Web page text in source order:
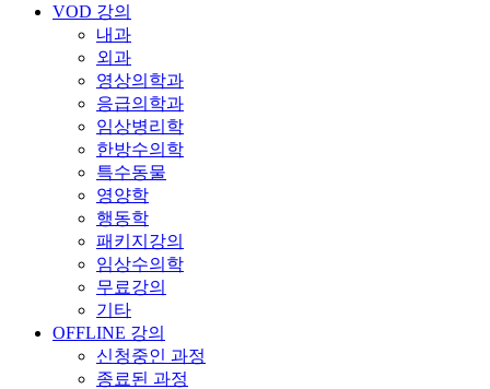
VOD 강의
내과
외과
영상의학과
응급의학과
임상병리학
한방수의학
특수동물
영양학
행동학
패키지강의
임상수의학
무료강의
기타
OFFLINE 강의
신청중인 과정
종료된 과정